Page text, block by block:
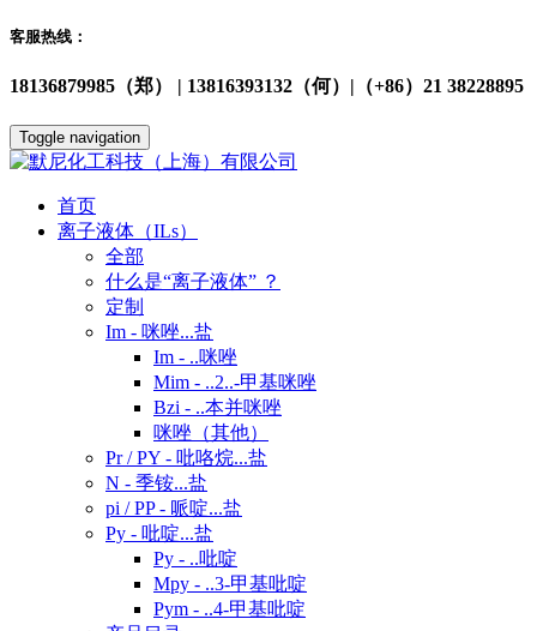
客服热线：
18136879985（郑） | 13816393132（何）|（+86）21 38228895
Toggle navigation
首页
离子液体（ILs）
全部
什么是“离子液体” ？
定制
Im - 咪唑...盐
Im - ..咪唑
Mim - ..2..-甲基咪唑
Bzi - ..本并咪唑
咪唑（其他）
Pr / PY - 吡咯烷...盐
N - 季铵...盐
pi / PP - 哌啶...盐
Py - 吡啶...盐
Py - ..吡啶
Mpy - ..3-甲基吡啶
Pym - ..4-甲基吡啶